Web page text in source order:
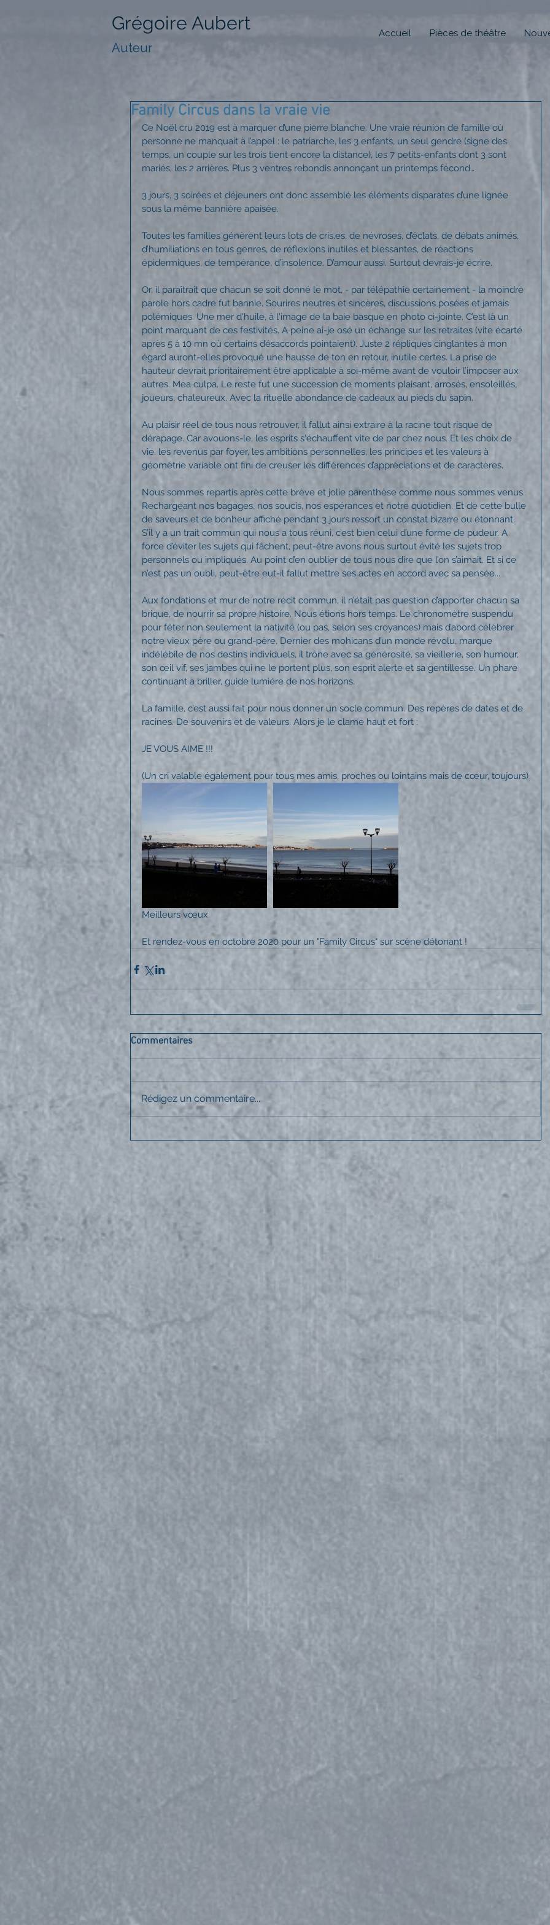
Grégoire Aubert
Auteur
Accueil Pièces de théâtre
Family Circus dans la vraie vie
Ce Noël cru 2019 est à marquer d’une pierre blanche. Une vraie réunion de famille où
personne ne manquait à l’appel : le patriarche, les 3 enfants, un seul gendre (signe des
temps, un couple sur les trois tient encore la distance), les 7 petits-enfants dont 3 sont
mariés, les 2 arrières. Plus 3 ventres rebondis annonçant un printemps fécond…
3 jours, 3 soirées et déjeuners ont donc assemblé les éléments disparates d’une lignée
sous la même bannière apaisée.
Toutes les familles génèrent leurs lots de cris.es, de névroses, d’éclats, de débats animés,
d’humiliations en tous genres, de réflexions inutiles et blessantes, de réactions
épidermiques, de tempérance, d’insolence. D’amour aussi. Surtout devrais-je écrire.
Or, il paraîtrait que chacun se soit donné le mot, - par télépathie certainement - la moindre
parole hors cadre fut bannie. Sourires neutres et sincères, discussions posées et jamais
polémiques. Une mer d'huile, à l'image de la baie basque en photo ci-jointe. C’est là un
point marquant de ces festivités. A peine ai-je osé un échange sur les retraites (vite écarté
après 5 à 10 mn où certains désaccords pointaient). Juste 2 répliques cinglantes à mon
égard auront-elles provoqué une hausse de ton en retour, inutile certes. La prise de
hauteur devrait prioritairement être applicable à soi-même avant de vouloir l’imposer aux
autres. Mea culpa. Le reste fut une succession de moments plaisant, arrosés, ensoleillés,
joueurs, chaleureux. Avec la rituelle abondance de cadeaux au pieds du sapin.
Au plaisir réel de tous nous retrouver, il fallut ainsi extraire à la racine tout risque de
dérapage. Car avouons-le, les esprits s‘échauffent vite de par chez nous. Et les choix de
vie, les revenus par foyer, les ambitions personnelles, les principes et les valeurs à
géométrie variable ont fini de creuser les différences d’appréciations et de caractères.
Nous sommes repartis après cette brève et jolie parenthèse comme nous sommes venus.
Rechargeant nos bagages, nos soucis, nos espérances et notre quotidien. Et de cette bulle
de saveurs et de bonheur affiché pendant 3 jours ressort un constat bizarre ou étonnant.
S’il y a un trait commun qui nous a tous réuni, c’est bien celui d’une forme de pudeur. A
force d’éviter les sujets qui fâchent, peut-être avons nous surtout évité les sujets trop
personnels ou impliqués. Au point d’en oublier de tous nous dire que l’on s’aimait. Et si ce
n’est pas un oubli, peut-être eut-il fallut mettre ses actes en accord avec sa pensée...
Aux fondations et mur de notre récit commun, il n’était pas question d’apporter chacun sa
brique, de nourrir sa propre histoire. Nous étions hors temps. Le chronomètre suspendu
pour fêter non seulement la nativité (ou pas, selon ses croyances) mais d’abord célébrer
notre vieux père ou grand-père. Dernier des mohicans d’un monde révolu, marque
indélébile de nos destins individuels, il trône avec sa générosité, sa vieillerie, son humour,
son œil vif, ses jambes qui ne le portent plus, son esprit alerte et sa gentillesse. Un phare
continuant à briller, guide lumière de nos horizons.
La famille, c’est aussi fait pour nous donner un socle commun. Des repères de dates et de
racines. De souvenirs et de valeurs. Alors je le clame haut et fort :
JE VOUS AIME !!!
(Un cri valable également pour tous mes amis, proches ou lointains mais de cœur, toujours)
Meilleurs vœux.
Et rendez-vous en octobre 2020 pour un "Family Circus" sur scène détonant !
Commentaires
Rédigez un commentaire...